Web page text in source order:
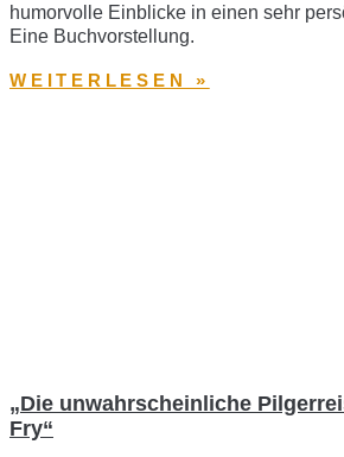
humorvolle Einblicke in einen sehr
Eine Buchvorstellung.
WEITERLESEN »
„Die unwahrscheinliche
Fry“